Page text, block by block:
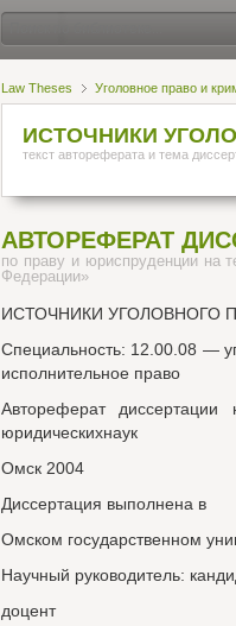
Law Theses Уголовное право и
ИСТОЧНИКИ
текст автореферата и тема
АВТОРЕФЕРАТ
по праву и юриспруденции на
Федерации»
ИСТОЧНИКИ УГОЛОВНОГО
Специальность: 12.00.08 —
исполнительное право
Автореферат диссертации
юридическихнаук
Омск 2004
Диссертация выполнена в
Омском государственном
Научный руководитель:
доцент